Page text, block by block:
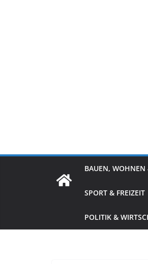
BAUEN, WOHNEN
SPORT & FREIZEIT
POLITIK &